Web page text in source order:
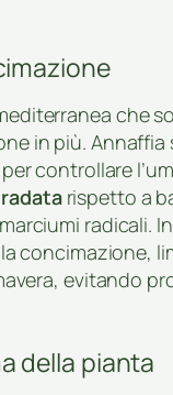
che
in più.
controllare
rispetto a
radicali.
concimazione,
evitando
della pianta